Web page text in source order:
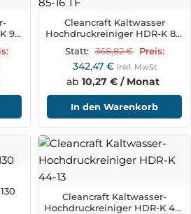
96-
Cleancraft Kaltwasser
Hochdruckreiniger HDR-K 85-
Statt: 368,82€ Preis:
342,47 € inkl. MwSt
ab 10,27 € / Monat
In den Warenkorb
Cleancraft Kaltwasser-
Hochdruckreiniger HDR-K 44-